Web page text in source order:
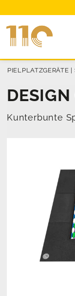
SPIELPLATZGERÄTE |
Kunterbunte